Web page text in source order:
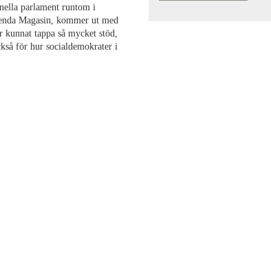
parlament runtom i
Magasin, kommer ut med
tappa så mycket stöd,
för hur socialdemokrater i